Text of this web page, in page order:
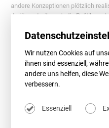
andere Konzeptionen plötzlich
darüber streiten, ob die Politik
die ständig veränderten
Informieren Sie sich auf der 19.
Veränderungen in der politischen
Veränderungen durch das
Richter
Wir nutzen Cookies auf
ihnen sind essenziell,
andere uns helfen, diese
verbessern.
Essenziell